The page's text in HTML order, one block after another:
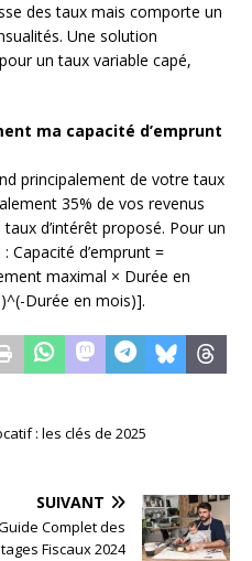
des taux mais comporte un
Une solution
un taux variable capé,
ma capacité d’emprunt
principalement de votre taux
35% de vos revenus
d’intérêt proposé. Pour un
Capacité d’emprunt =
maximal × Durée en
Durée en mois)].
: les clés de 2025
SUIVANT
Complet des
Fiscaux 2024